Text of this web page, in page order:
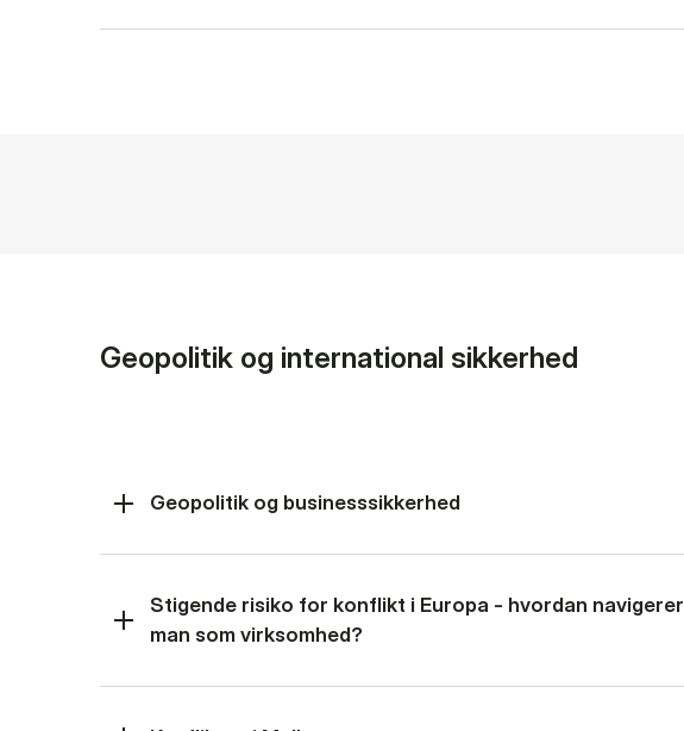
Geopolitik og international sikkerhed
Geopolitik og businesssikkerhed
Stigende risiko for konflikt i Europa - hvordan navigerer
man som virksomhed?